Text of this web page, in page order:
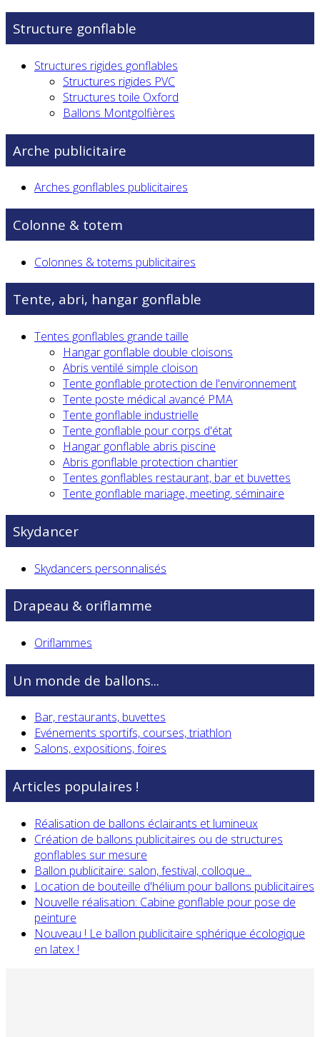
Structure gonflable
Structures rigides gonflables
Structures rigides PVC
Structures toile Oxford
Ballons Montgolfières
Arche publicitaire
Arches gonflables publicitaires
Colonne & totem
Colonnes & totems publicitaires
Tente, abri, hangar gonflable
Tentes gonflables grande taille
Hangar gonflable double cloisons
Abris ventilé simple cloison
Tente gonflable protection de l'environnement
Tente poste médical avancé PMA
Tente gonflable industrielle
Tente gonflable pour corps d'état
Hangar gonflable abris piscine
Abris gonflable protection chantier
Tentes gonflables restaurant, bar et buvettes
Tente gonflable mariage, meeting, séminaire
Skydancer
Skydancers personnalisés
Drapeau & oriflamme
Oriflammes
Un monde de ballons...
Bar, restaurants, buvettes
Evénements sportifs, courses, triathlon
Salons, expositions, foires
Articles populaires !
Réalisation de ballons éclairants et lumineux
Création de ballons publicitaires ou de structures
gonflables sur mesure
Ballon publicitaire: salon, festival, colloque...
Location de bouteille d'hélium pour ballons publicitaires
Nouvelle réalisation: Cabine gonflable pour pose de
peinture
Nouveau ! Le ballon publicitaire sphérique écologique
en latex !